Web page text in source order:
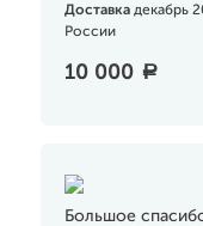
Доставка декабрь
России
10 000 a
Большое